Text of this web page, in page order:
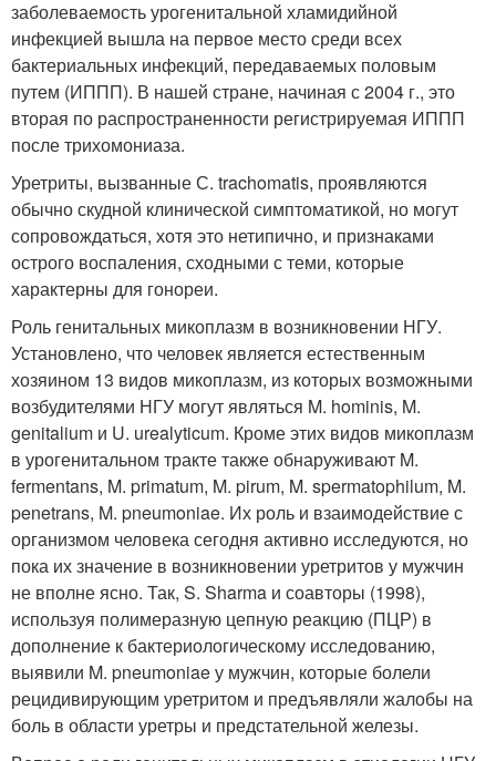
заболеваемость урогенитальной хламидийной
инфекцией вышла на первое место среди всех
бактериальных инфекций, передаваемых половым
путем (ИППП). В нашей стране, начиная с 2004 г., это
вторая по распространенности регистрируемая ИППП
после трихомониаза.
Уретриты, вызванные С. trachomatis, проявляются
обычно скудной клинической симптоматикой, но могут
сопровождаться, хотя это нетипично, и признаками
острого воспаления, сходными с теми, которые
характерны для гонореи.
Роль генитальных микоплазм в возникновении НГУ.
Установлено, что человек является естественным
хозяином 13 видов микоплазм, из которых возможными
возбудителями НГУ могут являться M. hominis, M.
genitalium и U. urealyticum. Кроме этих видов микоплазм
в урогенитальном тракте также обнаруживают M.
fermentans, M. primatum, M. pirum, M. spermatophilum, M.
penetrans, M. pneumoniae. Их роль и взаимодействие с
организмом человека сегодня активно исследуются, но
пока их значение в возникновении уретритов у мужчин
не вполне ясно. Так, S. Sharma и соавторы (1998),
используя полимеразную цепную реакцию (ПЦР) в
дополнение к бактериологическому исследованию,
выявили M. pneumoniae у мужчин, которые болели
рецидивирующим уретритом и предъявляли жалобы на
боль в области уретры и предстательной железы.